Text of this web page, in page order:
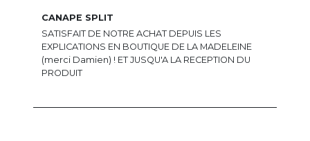
CANAPE SPLIT
SATISFAIT DE NOTRE ACHAT DEPUIS LES
EXPLICATIONS EN BOUTIQUE DE LA MADELEINE
(merci Damien) ! ET JUSQU'A LA RECEPTION DU
PRODUIT